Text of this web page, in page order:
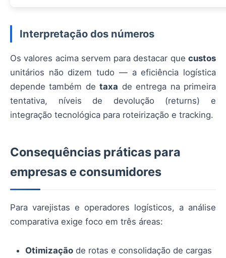
Interpretação dos números
Os valores acima servem para destacar que custos
unitários não dizem tudo — a eficiência logística
depende também detaxa de entrega na primeira
tentativa, níveis de devolução (returns) e
integração tecnológica para roteirização e tracking.
Consequências práticas para
empresas e consumidores
Para varejistas e operadores logísticos, a análise
comparativa exige foco em três áreas:
Otimização de rotas e consolidação de cargas